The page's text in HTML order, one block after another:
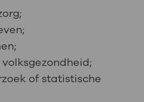
of statistische